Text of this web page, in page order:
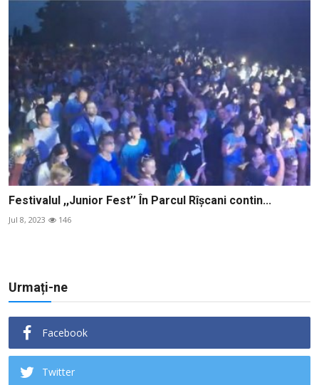
Festivalul ,,Junior Fest’’ În Parcul Rîșcani contin...
Jul 8, 2023 146
Urmați-ne
Facebook
Twitter